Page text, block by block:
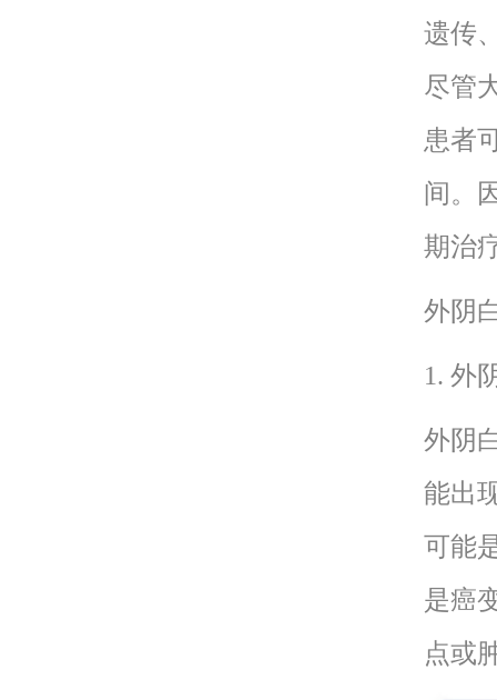
遗传
尽管
患者
间。
期治
外阴
1. 外
外阴
能出
可能
是癌
点或